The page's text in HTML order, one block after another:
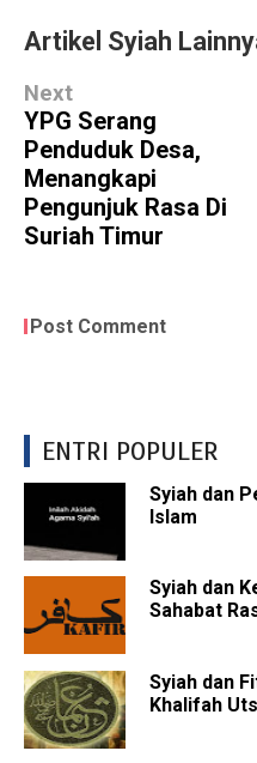
Artikel Syiah
Next
YPG Serang
Penduduk Desa,
Menangkapi
Pengunjuk Rasa Di
Suriah Timur
Post Comment
ENTRI POPULER
Syiah dan
Islam
Syiah dan
Sahabat
Syiah dan
Khalifah